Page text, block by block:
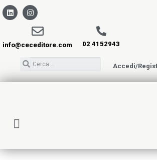
info@ceceditore.com 02 4152943
Accedi/